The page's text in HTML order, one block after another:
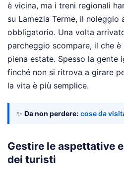
è vicina, ma i treni regionali
su Lamezia Terme, il noleggio
obbligatorio. Una volta
parcheggio scompare, il che
piena estate. Spesso la gente
finché non si ritrova a girare
la vita è più semplice.
✨ Da non perdere: cose da
Gestire le aspettative
dei turisti